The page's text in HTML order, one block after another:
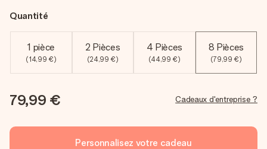
Quantité
1 pièce
(14,99 €)
2 Pièces
(24,99 €)
4 Pièces
(44,99 €)
8 Pièces
(79,99 €)
79,99 € Cadeaux d'entreprise ?
Personnalisez votre cadeau